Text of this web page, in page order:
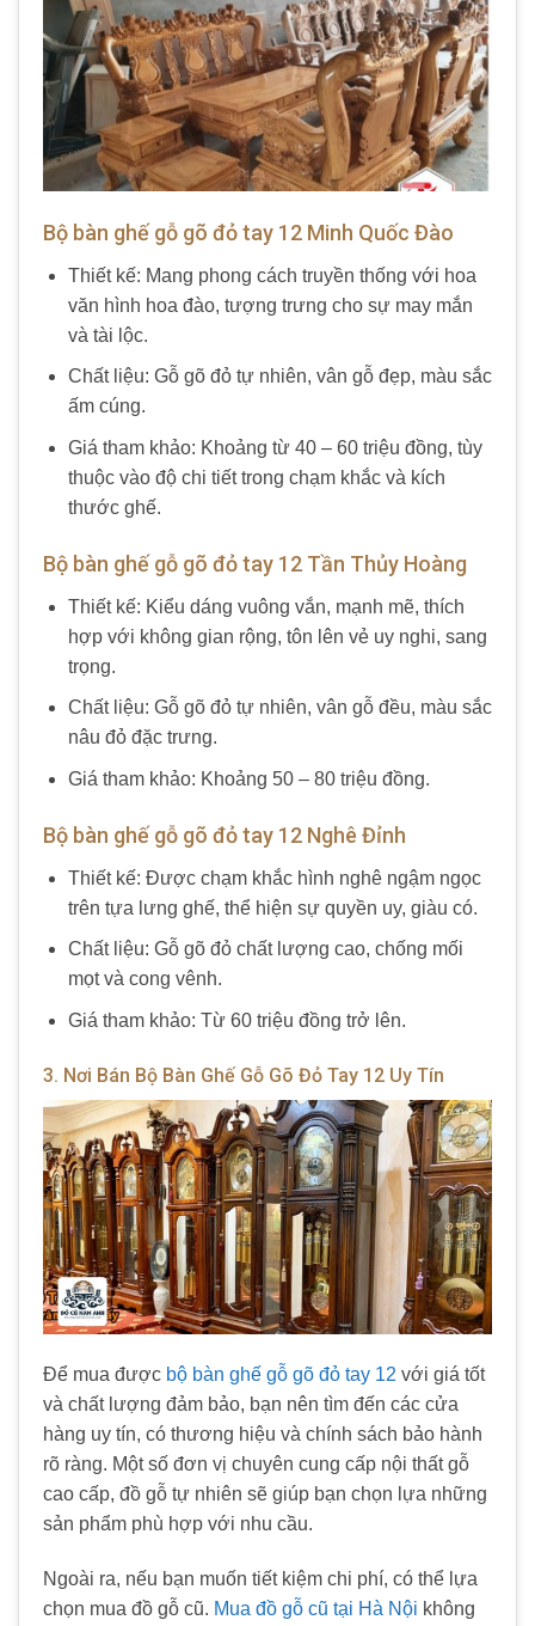
Bộ bàn ghế gỗ gõ đỏ tay 12 Minh Quốc Đào
Thiết kế: Mang phong cách truyền thống với hoa
văn hình hoa đào, tượng trưng cho sự may mắn
và tài lộc.
Chất liệu: Gỗ gõ đỏ tự nhiên, vân gỗ đẹp, màu sắc
ấm cúng.
Giá tham khảo: Khoảng từ 40 – 60 triệu đồng, tùy
thuộc vào độ chi tiết trong chạm khắc và kích
thước ghế.
Bộ bàn ghế gỗ gõ đỏ tay 12 Tần Thủy Hoàng
Thiết kế: Kiểu dáng vuông vắn, mạnh mẽ, thích
hợp với không gian rộng, tôn lên vẻ uy nghi, sang
trọng.
Chất liệu: Gỗ gõ đỏ tự nhiên, vân gỗ đều, màu sắc
nâu đỏ đặc trưng.
Giá tham khảo: Khoảng 50 – 80 triệu đồng.
Bộ bàn ghế gỗ gõ đỏ tay 12 Nghê Đỉnh
Thiết kế: Được chạm khắc hình nghê ngậm ngọc
trên tựa lưng ghế, thể hiện sự quyền uy, giàu có.
Chất liệu: Gỗ gõ đỏ chất lượng cao, chống mối
mọt và cong vênh.
Giá tham khảo: Từ 60 triệu đồng trở lên.
3. Nơi Bán Bộ Bàn Ghế Gỗ Gõ Đỏ Tay 12 Uy Tín
Để mua được bộ bàn ghế gỗ gõ đỏ tay 12 với giá tốt
và chất lượng đảm bảo, bạn nên tìm đến các cửa
hàng uy tín, có thương hiệu và chính sách bảo hành
rõ ràng. Một số đơn vị chuyên cung cấp nội thất gỗ
cao cấp, đồ gỗ tự nhiên sẽ giúp bạn chọn lựa những
sản phẩm phù hợp với nhu cầu.
Ngoài ra, nếu bạn muốn tiết kiệm chi phí, có thể lựa
chọn mua đồ gỗ cũ. Mua đồ gỗ cũ tại Hà Nội không